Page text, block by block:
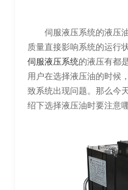
伺服液压系统的液压油
质量直接影响系统的运行
伺服液压系统的液压有都
用户在选择液压油的时候
致系统出现问题。那么今
绍下选择液压油时要注意